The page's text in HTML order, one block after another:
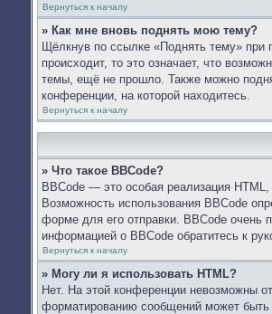
Вернуться к началу
» Как мне вновь поднять мою тему?
Щёлкнув по ссылке «Поднять тему»
происходит, то это означает, что
темы, ещё не прошло. Также можно
конференции, на которой находитесь.
Вернуться к началу
» Что такое BBCode?
BBCode — это особая реализация
Возможность использования BBCode
форме для его отправки. BBCode очень
информацией о BBCode обратитесь к
Вернуться к началу
» Могу ли я использовать HTML?
Нет. На этой конференции невозможны
форматированию сообщений может быть